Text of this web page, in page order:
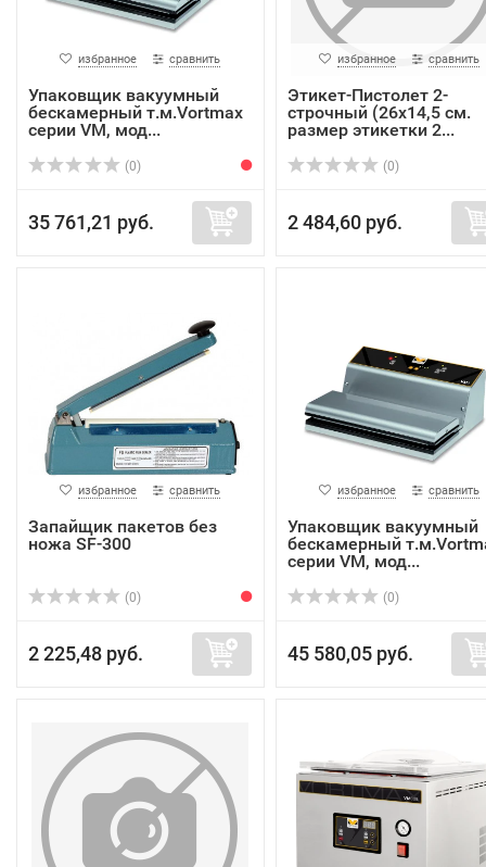
избранное сравнить
Упаковщик вакуумный
бескамерный т.м.Vortmax
серии VM, мод...
(0)
35 761,21 руб.
избранное сравнить
Этикет-Пистолет 2-
строчный (26х14,5 см.
размер этикетки 2...
(0)
2 484,60 руб.
избранное сравнить
Запайщик пакетов без
ножа SF-300
(0)
2 225,48 руб.
избранное сравнить
Упаковщик вакуумный
бескамерный
серии VM, мод...
(0)
45 580,05 руб.